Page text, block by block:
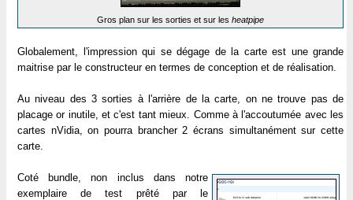
Gros plan sur les sorties et sur les heatpipe
Globalement, l'impression qui se dégage de la carte est une grande
maitrise par le constructeur en termes de conception et de réalisation.
Au niveau des 3 sorties à l'arrière de la carte, on ne trouve pas de
placage or inutile, et c'est tant mieux. Comme à l'accoutumée avec les
cartes nVidia, on pourra brancher 2 écrans simultanément sur cette
carte.
Coté bundle, non inclus dans notre
exemplaire de test prêté par le